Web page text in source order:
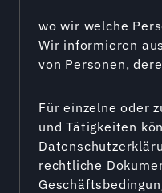
wo wir welche
Wir informieren
von Personen,
Für einzelne oder
und Tätigkeiten
rechtliche